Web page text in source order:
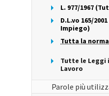
L. 977/1967
D.L.vo 165/
Impiego)
Tutta la
Tutte le Leggi
Lavoro
Parole più